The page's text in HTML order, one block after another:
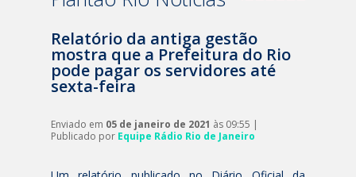
Relatório da antiga gestão
mostra que a Prefeitura do Rio
pode pagar os servidores até
sexta-feira
Enviado em 05 de janeiro de 2021 às 09:55 |
Publicado por Equipe Rádio Rio de Janeiro